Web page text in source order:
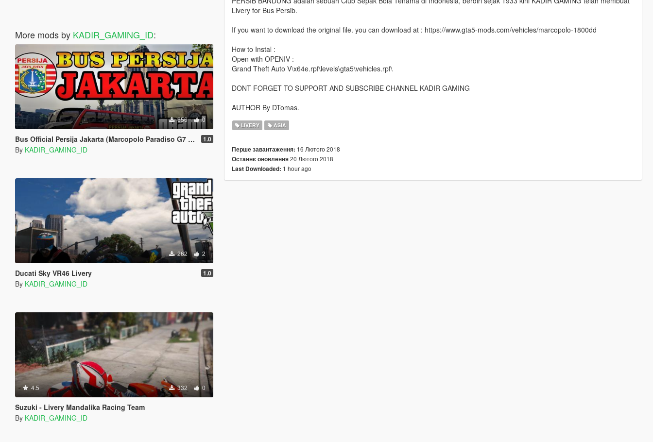
More mods by KADIR_GAMING_ID:
656 0
Bus Official Persija Jakarta (Marcopolo Paradiso G7 1800 DD) 1.0
By KADIR_GAMING_ID
262 2
Ducati Sky VR46 Livery 1.0
By KADIR_GAMING_ID
4.5 332 0
Suzuki - Livery Mandalika Racing Team
By KADIR_GAMING_ID
Livery for Bus Persib.
If you want to download the original file. you can download at : https://www.gta5-mods.com/vehicles/marcopolo-1800dd
How to Instal :
Open with OPENIV :
Grand Theft Auto V\x64e.rpf\levels\gta5\vehicles.rpf\
DONT FORGET TO SUPPORT AND SUBSCRIBE CHANNEL KADIR GAMING
AUTHOR By DTomas.
LIVERY ASIA
Перше завантаження: 16 Лютого 2018
Останнє оновлення20 Лютого 2018
Last Downloaded: 1 hour ago